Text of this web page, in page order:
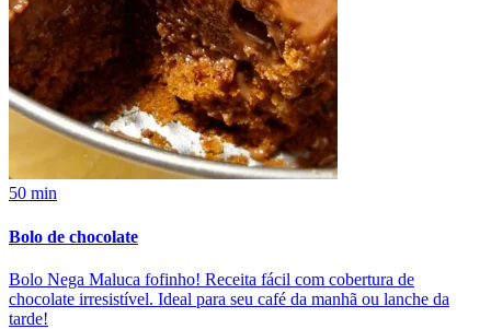
50 min
Bolo de chocolate
Bolo Nega Maluca fofinho! Receita fácil com cobertura de
chocolate irresistível. Ideal para seu café da manhã ou lanche da
tarde!